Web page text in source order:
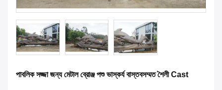
পাবলিক সজ্জা জন্য মেটাল ব্রোঞ্জ পশু ভাস্কর্য বাস্তবসম্মত শৈলী Cast